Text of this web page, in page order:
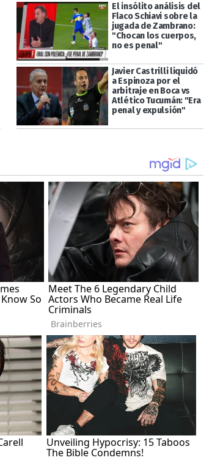
El insólito análisis del
Flaco Schiavi sobre la
jugada de Zambrano:
"Chocan los cuerpos,
no es penal"
Javier Castrilli liquidó
a Espinoza por el
arbitraje en Boca vs
Atlético Tucumán: "Era
penal y expulsión"